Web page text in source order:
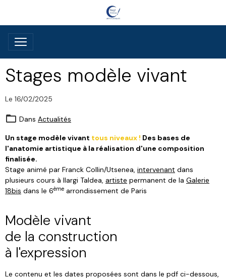
Stages modèle vivant
Le 16/02/2025
Dans Actualités
Un stage modèle vivant tous niveaux ! Des bases de
l'anatomie artistique à la réalisation d'une composition
finalisée.
Stage animé par Franck Collin/Utsenea, intervenant dans
plusieurs cours à Ilargi Taldea, artiste permanent de la Galerie
18bis dans le 6ème arrondissement de Paris
Modèle vivant
de la construction
à l'expression
Le contenu et les dates proposées sont dans le pdf ci-dessous,